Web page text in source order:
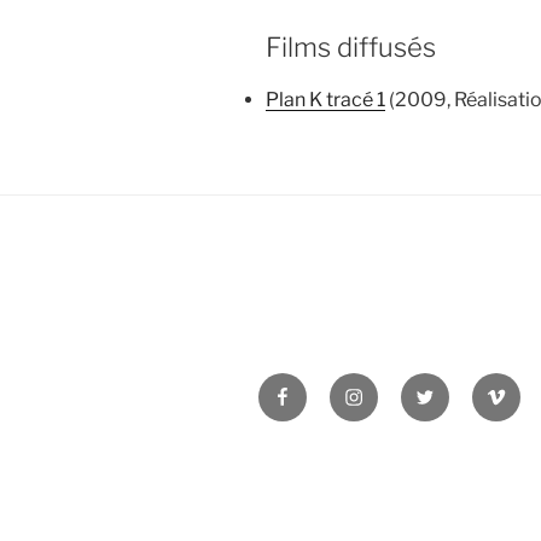
Films diffusés
Plan K tracé 1 (2009,
FacebookInstagramTwitter